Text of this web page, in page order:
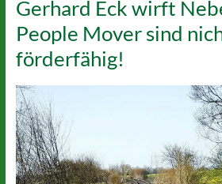
Gerhard Eck wirft
People Mover sind
förderfähig!